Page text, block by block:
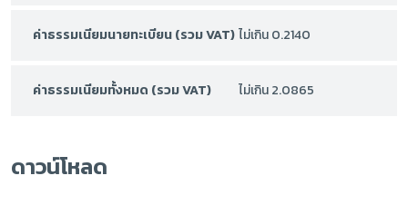
ค่าธรรมเนียมนายทะเบียน (รวม VAT)ไม่เกิน 0.2140
ค่าธรรมเนียมทั้งหมด (รวม VAT) ไม่เกิน 2.0865
ดาวน์โหลด